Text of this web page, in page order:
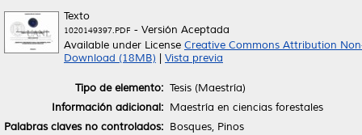
Texto
1020149397.PDF - Versión Aceptada
Available under License Creative Commons Attribution
Download (18MB)
Vista previa
Tipo de elemento: Tesis (Maestría)
Información adicional: Maestría en ciencias forestales
Palabras claves no controlados: Bosques, Pinos